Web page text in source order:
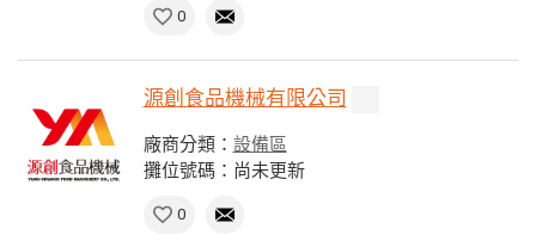
0
源創食品機械有限公司
廠商分類： 設備區
攤位號碼：尚未更新
0